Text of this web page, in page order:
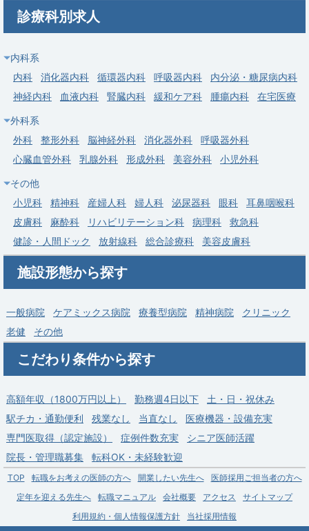
募集科目
勤務地 埼玉県 上尾市
【羽生市】血液内科／週4・5日／当直なし可／高額年収（年
俸〜1,800万円）
求人病院名
医療法人徳洲会 羽生総合病院
募集科目 血液内科
給与 年収 800万円 ～ 1,800万円
診療科別求人
内科系
内科
消化器内科 循環器内科 呼吸器内科
内分泌・糖尿病内科
神経内科
血液内科 腎臓内科 緩和ケア科 腫瘍内科 在宅医療
外科系
外科
整形外科 脳神経外科 消化器外科
呼吸器外科
心臓血管外科
乳腺外科 形成外科 美容外科 小児外科
その他
小児科
精神科 産婦人科 婦人科 泌尿器科 眼科
耳鼻咽喉科
皮膚科
麻酔科 リハビリテーション科 病理科
救急科
健診・人間ドック
放射線科 総合診療科 美容皮膚科
施設形態から探す
一般病院 ケアミックス病院 療養型病院 精神病院
クリニック
老健
その他
こだわり条件から探す
高額年収（1800万円以上） 勤務週4日以下
土・日・祝休み
駅チカ・通勤便利
残業なし 当直なし
医療機器・設備充実
専門医取得（認定施設）
症例件数充実
シニア医師活躍
院長・管理職募集
転科OK・未経験歓迎
TOP 転職をお考えの医師の方へ 開業したい先生へ
医師採用ご担当者の方へ
定年を迎える先生へ
転職マニュアル 会社概要 アクセス
サイトマップ
利用規約・個人情報保護方針
当社採用情報